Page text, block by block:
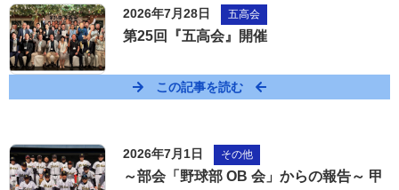
2026年7月28日 五高会
第25回『五高会』開催
この記事を読む
2026年7月1日 その他
～部会「野球部 OB 会」からの報告～ 甲